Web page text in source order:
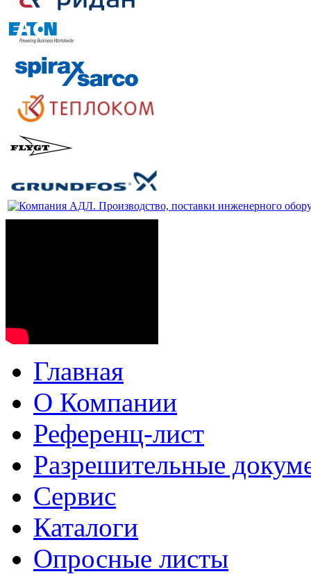
Главная
О Компании
Рефeренц-лист
Разрешительные
Сервис
Каталоги
Опросные листы